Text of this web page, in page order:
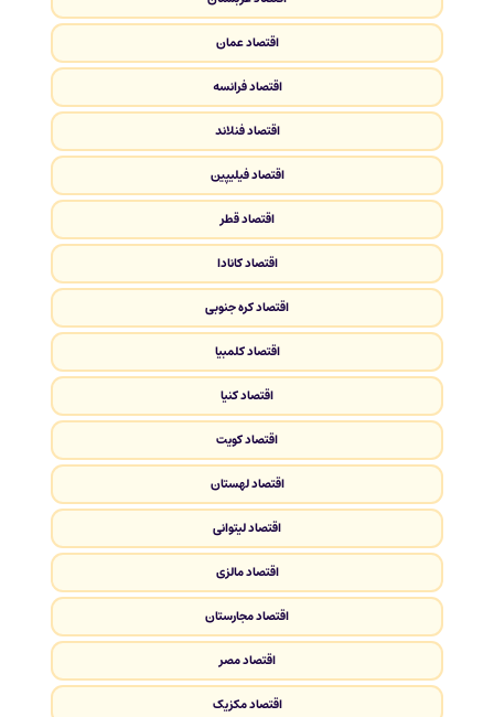
اقتصاد عمان
اقتصاد فرانسه
اقتصاد فنلاند
اقتصاد فیلیپین
اقتصاد قطر
اقتصاد کانادا
اقتصاد کره جنوبی
اقتصاد کلمبیا
اقتصاد کنیا
اقتصاد کویت
اقتصاد لهستان
اقتصاد لیتوانی
اقتصاد مالزی
اقتصاد مجارستان
اقتصاد مصر
اقتصاد مکزیک